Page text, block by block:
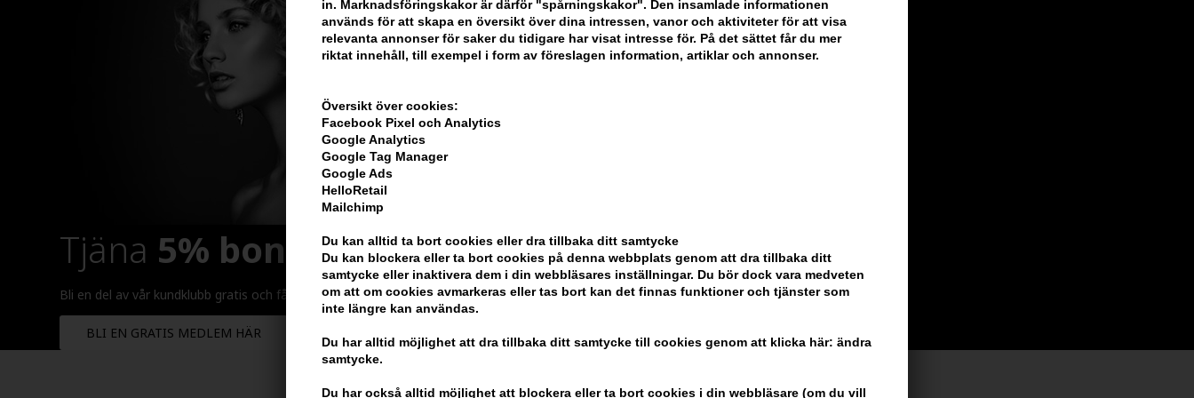
in. Marknadsföringskakor är därför "spårningskakor". Den insamlade informationen
används för att skapa en översikt över dina intressen, vanor och aktiviteter för att visa
relevanta annonser för saker du tidigare har visat intresse för. På det sättet får du mer
riktat innehåll, till exempel i form av föreslagen information, artiklar och annonser.
Översikt över cookies:
Facebook Pixel och Analytics
Google Analytics
Google Tag Manager
Google Ads
HelloRetail
Mailchimp
Du kan alltid ta bort cookies eller dra tillbaka ditt samtycke
Du kan blockera eller ta bort cookies på denna webbplats genom att dra tillbaka ditt
samtycke eller inaktivera dem i din webbläsares inställningar. Du bör dock vara medveten
om att om cookies avmarkeras eller tas bort kan det finnas funktioner och tjänster som
inte längre kan användas.
Du har alltid möjlighet att dra tillbaka ditt samtycke till cookies genom att klicka här: ändra
samtycke.
Du har också alltid möjlighet att blockera eller ta bort cookies i din webbläsare (om du vill
Tjäna 5% bonuspå hela din beställning
Bli en del av vår kundklubb gratis och få rabatter när du handlar
BLI EN GRATIS MEDLEM HÄR